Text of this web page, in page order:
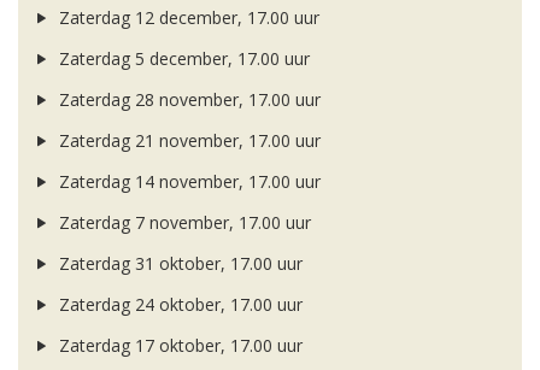
Zaterdag 12 december, 17.00 uur
Zaterdag 5 december, 17.00 uur
Zaterdag 28 november, 17.00 uur
Zaterdag 21 november, 17.00 uur
Zaterdag 14 november, 17.00 uur
Zaterdag 7 november, 17.00 uur
Zaterdag 31 oktober, 17.00 uur
Zaterdag 24 oktober, 17.00 uur
Zaterdag 17 oktober, 17.00 uur